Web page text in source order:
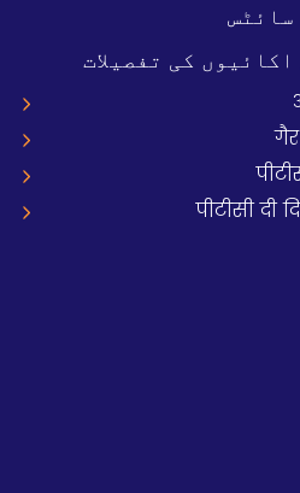
سائٹس
اکائیوں کی تفصیلات
पीटीसी दी